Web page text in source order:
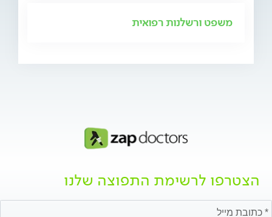
משפט ורשלנות רפואית
הצטרפו לרשימת התפוצה שלנו